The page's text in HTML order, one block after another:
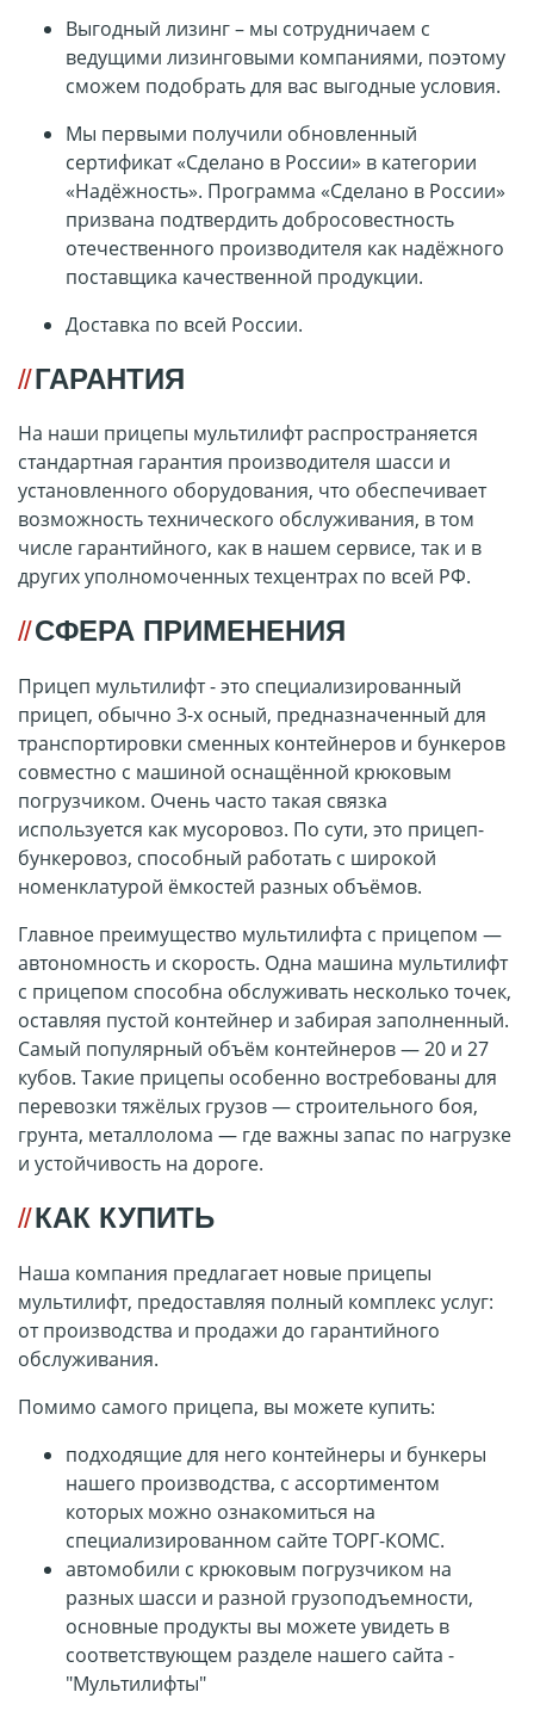
Выгодный лизинг – мы сотрудничаем с
ведущими лизинговыми компаниями, поэтому
сможем подобрать для вас выгодные условия.
Мы первыми получили обновленный
сертификат «Сделано в России» в категории
«Надёжность». Программа «Сделано в России»
призвана подтвердить добросовестность
отечественного производителя как надёжного
поставщика качественной продукции.
Доставка по всей России.
ГАРАНТИЯ
На наши прицепы мультилифт распространяется
стандартная гарантия производителя шасси и
установленного оборудования, что обеспечивает
возможность технического обслуживания, в том
числе гарантийного, как в нашем сервисе, так и в
других уполномоченных техцентрах по всей РФ.
СФЕРА ПРИМЕНЕНИЯ
Прицеп мультилифт - это специализированный
прицеп, обычно 3-х осный, предназначенный для
транспортировки сменных контейнеров и бункеров
совместно с машиной оснащённой крюковым
погрузчиком. Очень часто такая связка
используется как мусоровоз. По сути, это прицеп-
бункеровоз, способный работать с широкой
номенклатурой ёмкостей разных объёмов.
Главное преимущество мультилифта с прицепом —
автономность и скорость. Одна машина мультилифт
с прицепом способна обслуживать несколько точек,
оставляя пустой контейнер и забирая заполненный.
Самый популярный объём контейнеров — 20 и 27
кубов. Такие прицепы особенно востребованы для
перевозки тяжёлых грузов — строительного боя,
грунта, металлолома — где важны запас по нагрузке
и устойчивость на дороге.
КАК КУПИТЬ
Наша компания предлагает новые прицепы
мультилифт, предоставляя полный комплекс услуг:
от производства и продажи до гарантийного
обслуживания.
Помимо самого прицепа, вы можете купить:
подходящие для него контейнеры и бункеры
нашего производства, с ассортиментом
которых можно ознакомиться на
специализированном сайтеТОРГ-КОМС.
автомобили с крюковым погрузчиком на
разных шасси и разной грузоподъемности,
основные продукты вы можете увидеть в
соответствующем разделе нашего сайта -
"Мультилифты"